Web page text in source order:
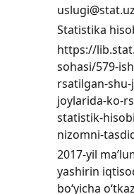
Statistika
https://
sohasi/579-
rsatilgan-
joylarida-ko-
statistik-
nizomni-
2017-yil
yashirin
boʻyicha